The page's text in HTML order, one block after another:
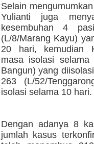
Selain
Yulianti juga
kesembuhan 4
(L/8/Marang Kayu)
20 hari, kemudian
masa isolasi
Bangun) yang
263 (L/52/
isolasi selama 10 hari.
Dengan adanya 8
jumlah kasus